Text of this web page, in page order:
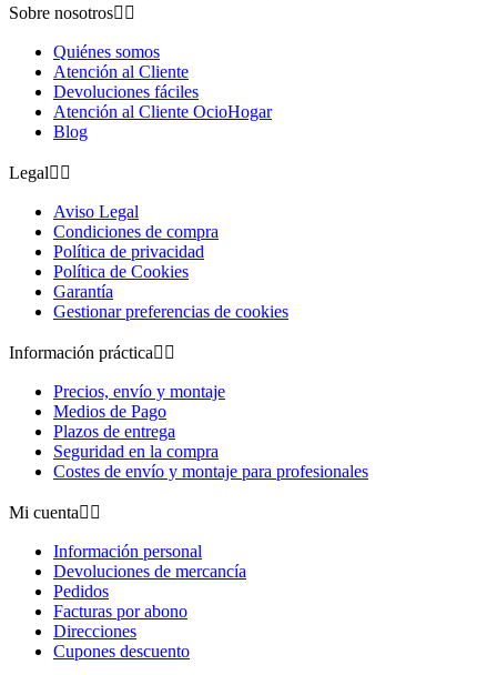
Sobre nosotros 
Quiénes somos
Atención al Cliente
Devoluciones fáciles
Atención al Cliente OcioHogar
Blog
Legal 
Aviso Legal
Condiciones de compra
Política de privacidad
Política de Cookies
Garantía
Gestionar preferencias de cookies
Información práctica 
Precios, envío y montaje
Medios de Pago
Plazos de entrega
Seguridad en la compra
Costes de envío y montaje para profesionales
Mi cuenta 
Información personal
Devoluciones de mercancía
Pedidos
Facturas por abono
Direcciones
Cupones descuento